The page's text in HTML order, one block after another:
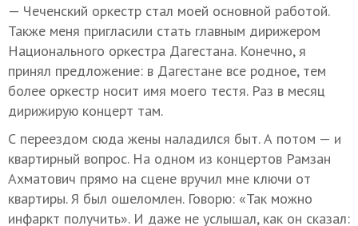
— Чеченский оркестр стал моей основной работой.
Также меня пригласили стать главным дирижером
Национального оркестра Дагестана. Конечно, я
принял предложение: в Дагестане все родное, тем
более оркестр носит имя моего тестя. Раз в месяц
дирижирую концерт там.
С переездом сюда жены наладился быт. А потом — и
квартирный вопрос. На одном из концертов Рамзан
Ахматович прямо на сцене вручил мне ключи от
квартиры. Я был ошеломлен. Говорю: «Так можно
инфаркт получить». И даже не услышал, как он сказал: